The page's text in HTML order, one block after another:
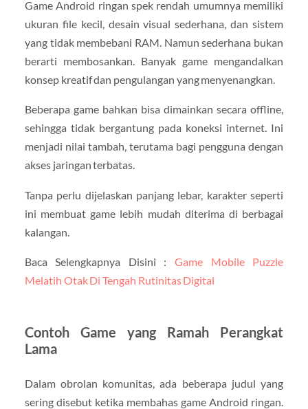
Game Android ringan spek rendah umumnya memiliki
ukuran file kecil, desain visual sederhana, dan sistem
yang tidak membebani RAM. Namun sederhana bukan
berarti membosankan. Banyak game mengandalkan
konsep kreatif dan pengulangan yang menyenangkan.
Beberapa game bahkan bisa dimainkan secara offline,
sehingga tidak bergantung pada koneksi internet. Ini
menjadi nilai tambah, terutama bagi pengguna dengan
akses jaringan terbatas.
Tanpa perlu dijelaskan panjang lebar, karakter seperti
ini membuat game lebih mudah diterima di berbagai
kalangan.
Baca Selengkapnya Disini :Game Mobile Puzzle
Melatih Otak Di Tengah Rutinitas Digital
Contoh Game yang Ramah Perangkat
Lama
Dalam obrolan komunitas, ada beberapa judul yang
sering disebut ketika membahas game Android ringan.